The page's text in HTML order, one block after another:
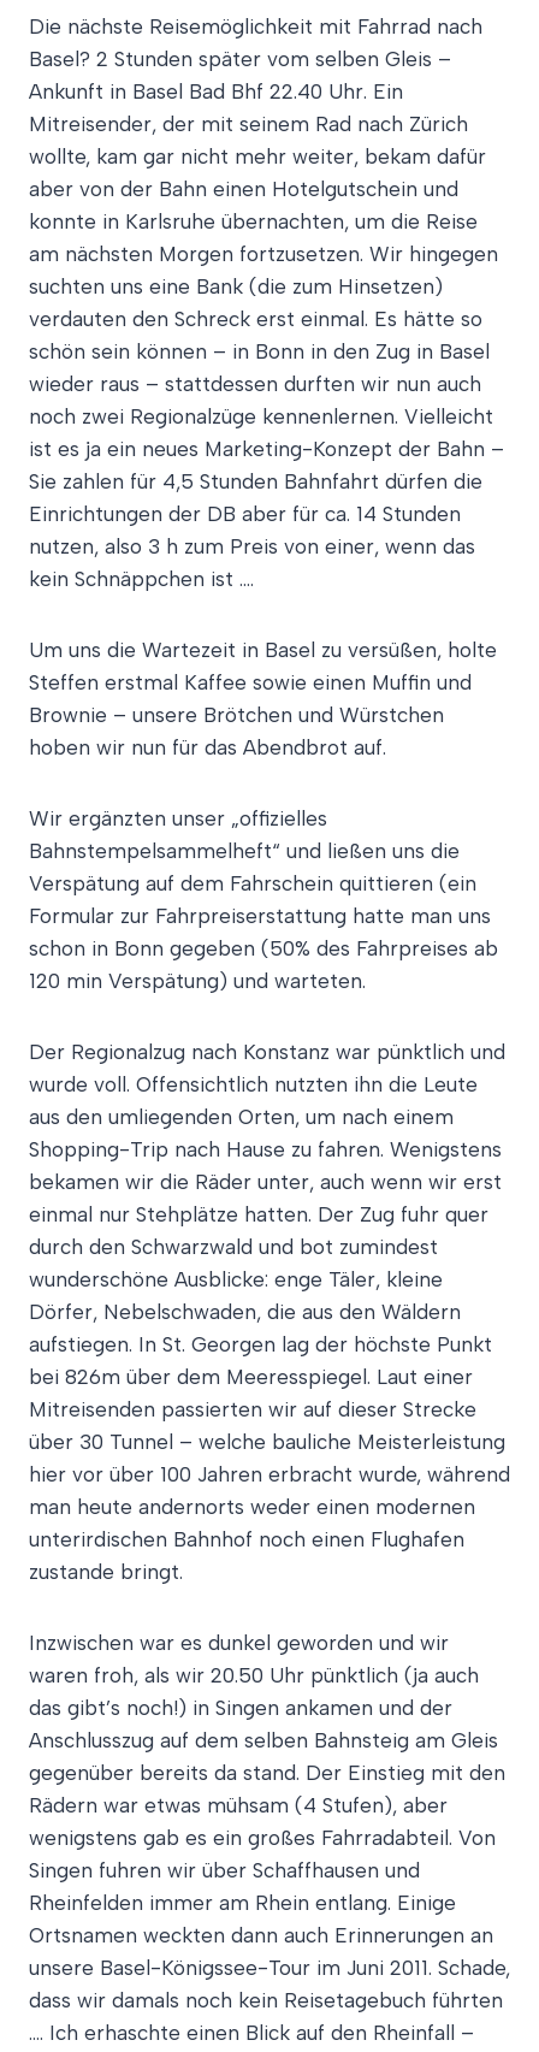
Die nächste Reisemöglichkeit mit Fahrrad nach
Basel? 2 Stunden später vom selben Gleis –
Ankunft in Basel Bad Bhf 22.40 Uhr. Ein
Mitreisender, der mit seinem Rad nach Zürich
wollte, kam gar nicht mehr weiter, bekam dafür
aber von der Bahn einen Hotelgutschein und
konnte in Karlsruhe übernachten, um die Reise
am nächsten Morgen fortzusetzen. Wir hingegen
suchten uns eine Bank (die zum Hinsetzen)
verdauten den Schreck erst einmal. Es hätte so
schön sein können – in Bonn in den Zug in Basel
wieder raus – stattdessen durften wir nun auch
noch zwei Regionalzüge kennenlernen. Vielleicht
ist es ja ein neues Marketing-Konzept der Bahn –
Sie zahlen für 4,5 Stunden Bahnfahrt dürfen die
Einrichtungen der DB aber für ca. 14 Stunden
nutzen, also 3 h zum Preis von einer, wenn das
kein Schnäppchen ist ….
Um uns die Wartezeit in Basel zu versüßen, holte
Steffen erstmal Kaffee sowie einen Muffin und
Brownie – unsere Brötchen und Würstchen
hoben wir nun für das Abendbrot auf.
Wir ergänzten unser „offizielles
Bahnstempelsammelheft“ und ließen uns die
Verspätung auf dem Fahrschein quittieren (ein
Formular zur Fahrpreiserstattung hatte man uns
schon in Bonn gegeben (50% des Fahrpreises ab
120 min Verspätung) und warteten.
Der Regionalzug nach Konstanz war pünktlich und
wurde voll. Offensichtlich nutzten ihn die Leute
aus den umliegenden Orten, um nach einem
Shopping-Trip nach Hause zu fahren. Wenigstens
bekamen wir die Räder unter, auch wenn wir erst
einmal nur Stehplätze hatten. Der Zug fuhr quer
durch den Schwarzwald und bot zumindest
wunderschöne Ausblicke: enge Täler, kleine
Dörfer, Nebelschwaden, die aus den Wäldern
aufstiegen. In St. Georgen lag der höchste Punkt
bei 826m über dem Meeresspiegel. Laut einer
Mitreisenden passierten wir auf dieser Strecke
über 30 Tunnel – welche bauliche Meisterleistung
hier vor über 100 Jahren erbracht wurde, während
man heute andernorts weder einen modernen
unterirdischen Bahnhof noch einen Flughafen
zustande bringt.
Inzwischen war es dunkel geworden und wir
waren froh, als wir 20.50 Uhr pünktlich (ja auch
das gibt’s noch!) in Singen ankamen und der
Anschlusszug auf dem selben Bahnsteig am Gleis
gegenüber bereits da stand. Der Einstieg mit den
Rädern war etwas mühsam (4 Stufen), aber
wenigstens gab es ein großes Fahrradabteil. Von
Singen fuhren wir über Schaffhausen und
Rheinfelden immer am Rhein entlang. Einige
Ortsnamen weckten dann auch Erinnerungen an
unsere Basel-Königssee-Tour im Juni 2011. Schade,
dass wir damals noch kein Reisetagebuch führten
…. Ich erhaschte einen Blick auf den Rheinfall –